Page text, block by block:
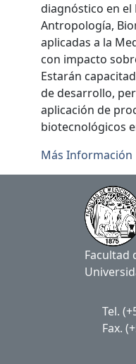
diagnóstico en
Antropología,
aplicadas a la
con impacto
Estarán
de desarrollo,
aplicación de
biotecnológicos
Más Información
Facultad
Tel.
Fax.